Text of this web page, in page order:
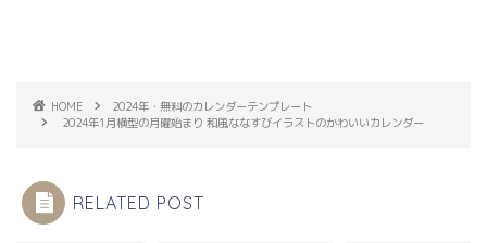
HOME
2024年・無料のカレンダーテンプレート
2024年1月横型の月曜始まり 和風ななすびイラストのかわいいカレンダー
RELATED POST